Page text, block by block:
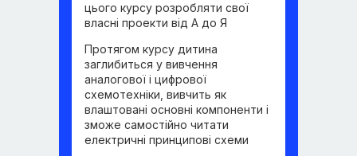
Протягом курсу дитина
заглибиться у вивчення
аналогової і цифрової
схемотехніки, вивчить як
влаштовані основні компоненти і
зможе самостійно читати
електричні принципові схеми
цього курсу розробляти свої
власні проекти від А до Я